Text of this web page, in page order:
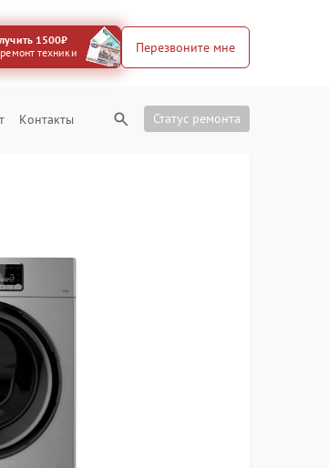
1500₽
техники
Перезвоните мне
Контакты Статус ремонта